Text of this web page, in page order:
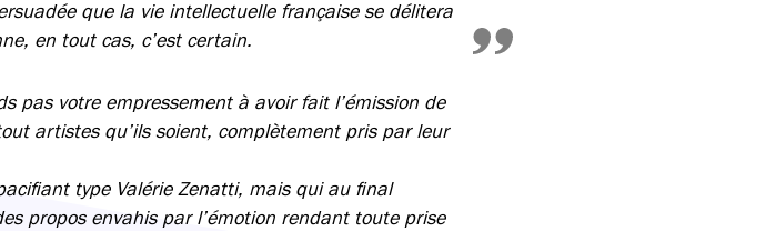
que la vie intellectuelle française se délitera
en tout cas, c’est certain.
pas votre empressement à avoir fait l’émission de
artistes qu’ils soient, complètement pris par leur
type Valérie Zenatti, mais qui au final
propos envahis par l’émotion rendant toute prise